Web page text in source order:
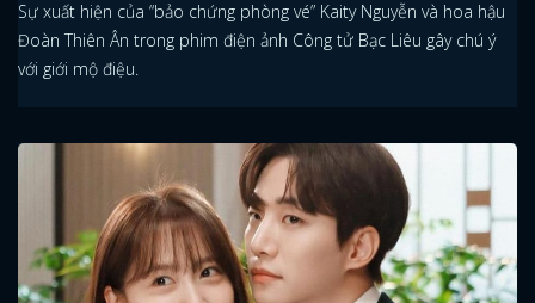
Sự xuất hiện của “bảo chứng phòng vé” Kaity Nguyễn và hoa hậu
Đoàn Thiên Ân trong phim điện ảnh Công tử Bạc Liêu gây chú ý
với giới mộ điệu.